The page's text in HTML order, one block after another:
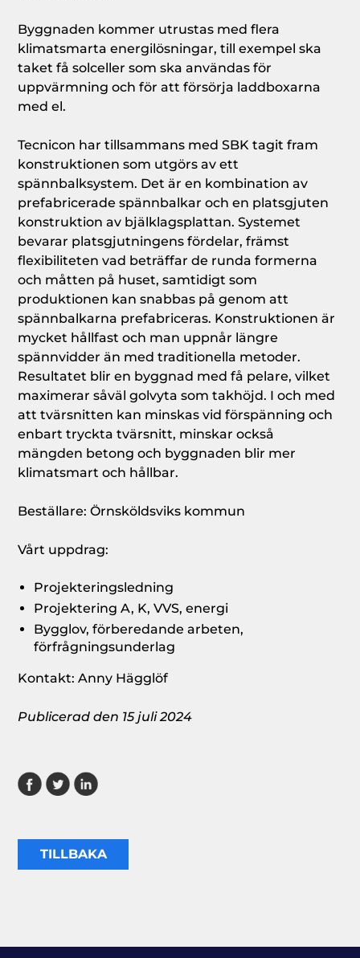
Byggnaden kommer utrustas med flera
klimatsmarta energilösningar, till exempel ska
taket få solceller som ska användas för
uppvärmning och för att försörja laddboxarna
med el.
Tecnicon har tillsammans med SBK tagit fram
konstruktionen som utgörs av ett
spännbalksystem. Det är en kombination av
prefabricerade spännbalkar och en platsgjuten
konstruktion av bjälklagsplattan. Systemet
bevarar platsgjutningens fördelar, främst
flexibiliteten vad beträffar de runda formerna
och måtten på huset, samtidigt som
produktionen kan snabbas på genom att
spännbalkarna prefabriceras. Konstruktionen är
mycket hållfast och man uppnår längre
spännvidder än med traditionella metoder.
Resultatet blir en byggnad med få pelare, vilket
maximerar såväl golvyta som takhöjd. I och med
att tvärsnitten kan minskas vid förspänning och
enbart tryckta tvärsnitt, minskar också
mängden betong och byggnaden blir mer
klimatsmart och hållbar.
Beställare: Örnsköldsviks kommun
Vårt uppdrag:
Projekteringsledning
Projektering A, K, VVS, energi
Bygglov, förberedande arbeten,
förfrågningsunderlag
Kontakt: Anny Hägglöf
Publicerad den 15 juli 2024
TILLBAKA